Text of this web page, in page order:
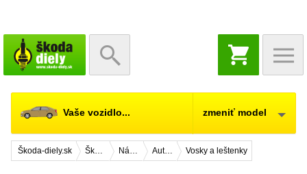
NÁKUPNÝ
KOŠÍK
Vaše vozidlo... zmeniť model
Škoda-diely.sk Škoda Citigo Náhradné diely Autokozmetika a chémia Vosky a leštenky